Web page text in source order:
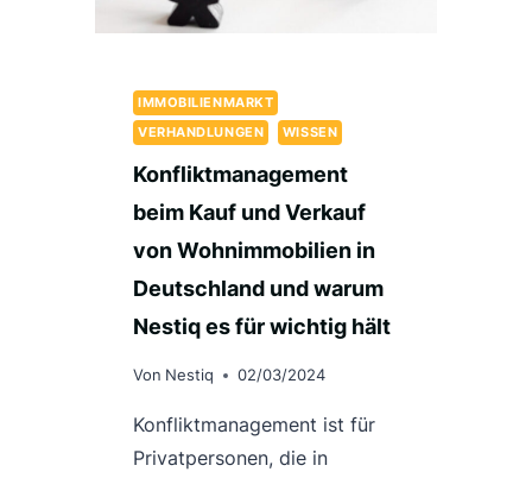
VERKÄUFER
IMMOBILIENMARKT
VERHANDLUNGEN
WISSEN
Konfliktmanagement
beim Kauf und Verkauf
von Wohnimmobilien in
Deutschland und warum
Nestiq es für wichtig hält
Von Nestiq 02/03/2024
Konfliktmanagement ist für
Privatpersonen, die in